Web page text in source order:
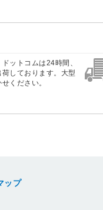
ットコムは24時間、
しております。大型
ください。
ップ